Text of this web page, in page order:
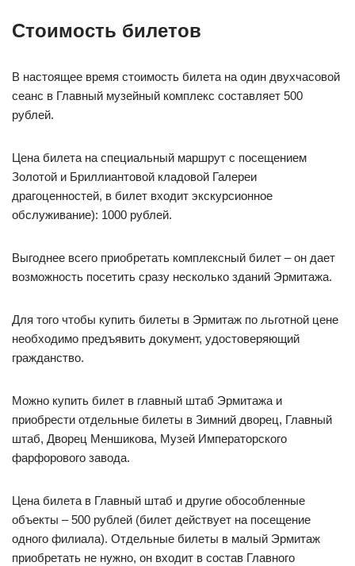
Стоимость билетов
В настоящее время стоимость билета на один двухчасовой
сеанс в Главный музейный комплекс составляет 500
рублей.
Цена билета на специальный маршрут с посещением
Золотой и Бриллиантовой кладовой Галереи
драгоценностей, в билет входит экскурсионное
обслуживание): 1000 рублей.
Выгоднее всего приобретать комплексный билет – он дает
возможность посетить сразу несколько зданий Эрмитажа.
Для того чтобы купить билеты в Эрмитаж по льготной цене
необходимо предъявить документ, удостоверяющий
гражданство.
Можно купить билет в главный штаб Эрмитажа и
приобрести отдельные билеты в Зимний дворец, Главный
штаб, Дворец Меншикова, Музей Императорского
фарфорового завода.
Цена билета в Главный штаб и другие обособленные
объекты – 500 рублей (билет действует на посещение
одного филиала). Отдельные билеты в малый Эрмитаж
приобретать не нужно, он входит в состав Главного